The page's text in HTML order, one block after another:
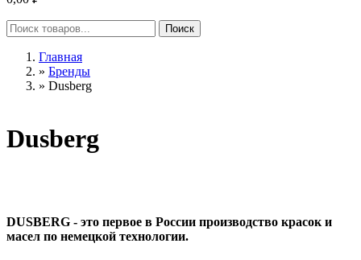
Главная
» Бренды
» Dusberg
Dusberg
DUSBERG - это первое в России производство красок и
масел по немецкой технологии.